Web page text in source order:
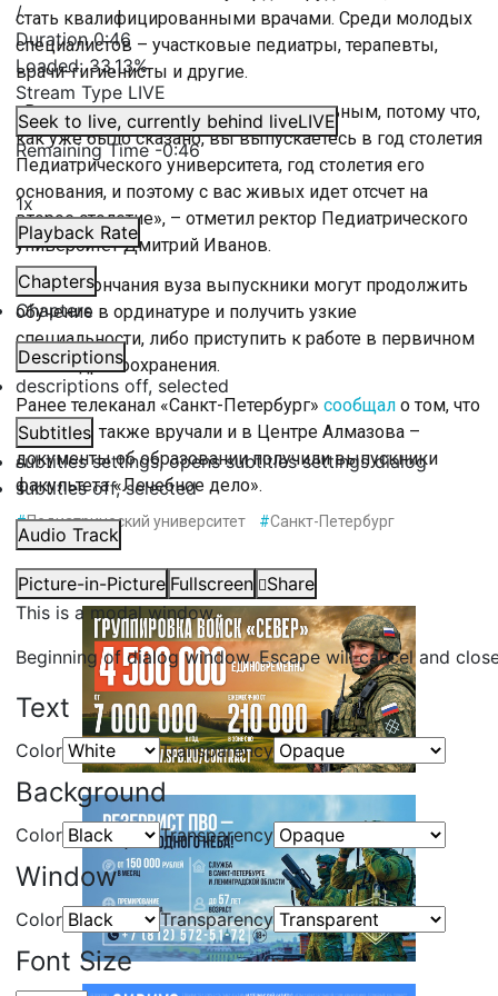
/
Duration0:46
Loaded:33.13%
Stream Type LIVE
Seek to live, currently behind liveLIVE
Remaining Time-0:46
1x
Playback Rate
Chapters
Chapters
Descriptions
descriptions off, selected
Subtitles
subtitles settings, opens subtitles settings dialog
subtitles off, selected
Audio Track
Picture-in-Picture Fullscreen
Share
This is a modal window.
Beginning of dialog window. Escape will cancel and
Text
Color Transparency
Background
Color Transparency
Window
Color Transparency
Font Size
стать квалифицированными врачами. Среди молодых
специалистов – участковые педиатры, терапевты,
врачи-гигиенисты и другие.
«Ваш курс навсегда останется уникальным, потому что,
как уже было сказано, вы выпускаетесь в год столетия
Педиатрического университета, год столетия его
основания, и поэтому с вас живых идет отсчет на
второе столетие», – отметил ректор Педиатрического
университет Дмитрий Иванов.
После окончания вуза выпускники могут продолжить
обучение в ординатуре и получить узкие
специальности, либо приступить к работе в первичном
звене здравоохранения.
Ранее телеканал «Санкт-Петербург» сообщал о том, что
дипломы также вручали и в Центре Алмазова –
документы об образовании получили выпускники
факультета «Лечебное дело».
#Педиатрический университет #Санкт-Петербург